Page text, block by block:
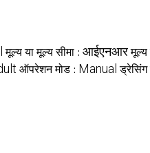
मूल्य या मूल्य सीमा : आईएनआर मूल्य
ऑपरेशन मोड : Manual ड्रेसिंग